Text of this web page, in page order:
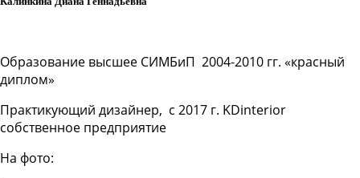
Образование высшее СИМБиП 2004-2010 гг. «красный
диплом»
Практикующий дизайнер, с 2017 г. KDinterior
собственное предприятие
На фото: